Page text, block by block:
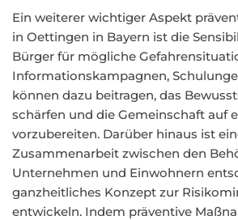
Ein weiterer wichtiger Aspekt
in Oettingen in Bayern ist die
Bürger für mögliche
Informationskampagnen,
können dazu beitragen, das
schärfen und die Gemeinschaft auf
vorzubereiten. Darüber hinaus ist
Zusammenarbeit zwischen den
Unternehmen und Einwohnern
ganzheitliches Konzept zur
entwickeln. Indem präventive